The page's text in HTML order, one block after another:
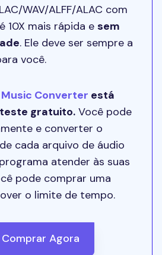
WAV/ALFF/ALAC com
10X mais rápida e sem
. Ele deve ser sempre a
você.
Converter está
gratuito. Você pode
e converter o
cada arquivo de áudio
atender às suas
pode comprar uma
o limite de tempo.
Comprar Agora